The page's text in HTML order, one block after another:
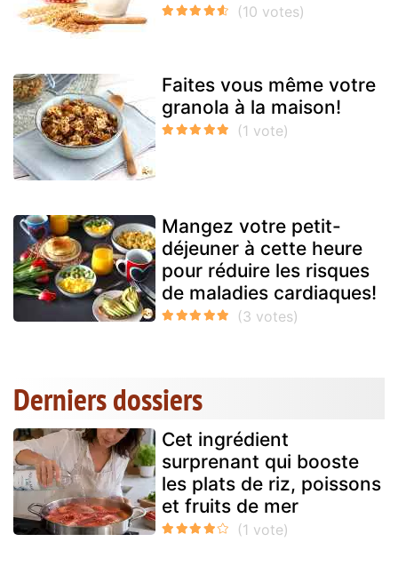
Faites vous même votre
granola à la maison!
Mangez votre petit-
déjeuner à cette heure
pour réduire les risques
de maladies cardiaques!
Derniers dossiers
Cet ingrédient
surprenant qui booste
les plats de riz, poissons
et fruits de mer